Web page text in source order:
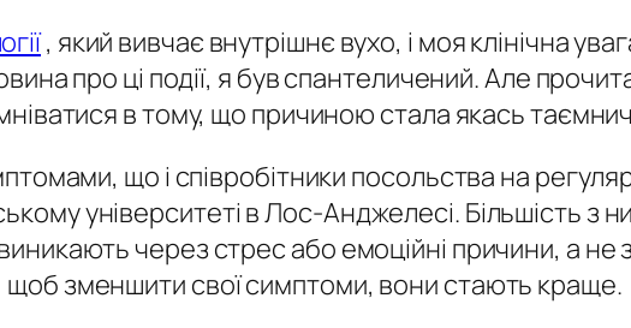
, який вивчає внутрішнє вухо, і моя клінічна
про ці події, я був спантеличений. Але
в тому, що причиною стала якась
що і співробітники посольства на
університеті в Лос-Анджелесі. Більшість з
через стрес або емоційні причини, а не
зменшити свої симптоми, вони стають краще.